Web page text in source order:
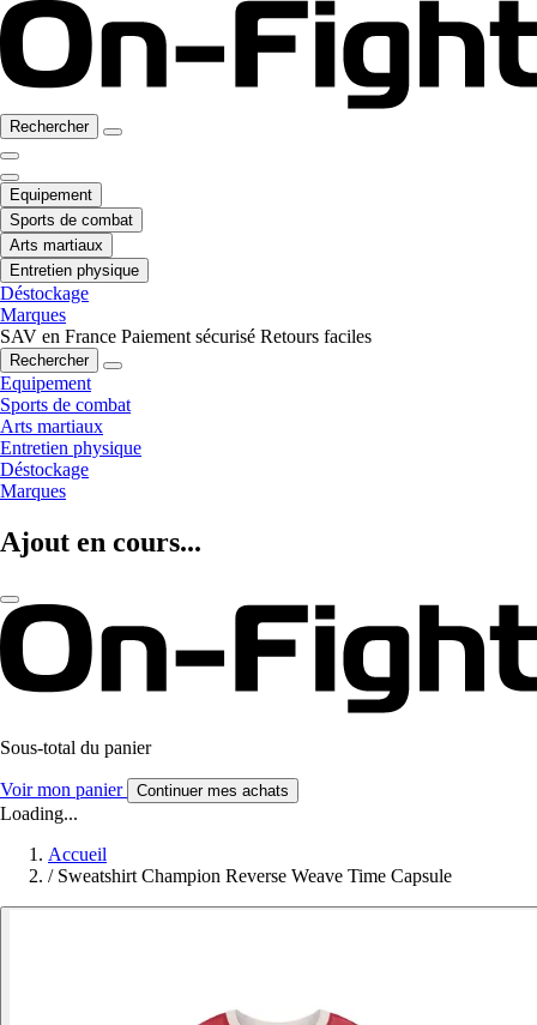
Rechercher
Equipement
Sports de combat
Arts martiaux
Entretien physique
Déstockage
Marques
SAV en France Paiement sécurisé Retours faciles
Rechercher
Equipement
Sports de combat
Arts martiaux
Entretien physique
Déstockage
Marques
Ajout en cours...
Sous-total du panier
Voir mon panier Continuer mes achats
Loading...
Accueil
/ Sweatshirt Champion Reverse Weave Time Capsule